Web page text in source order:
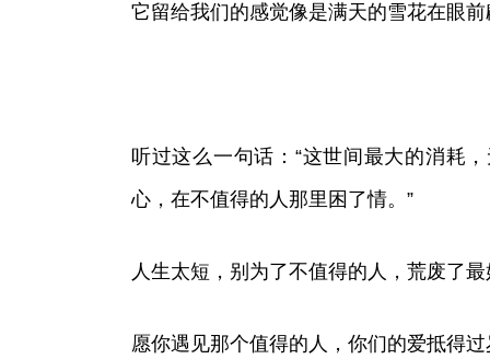
它留给我们的感觉像是满天的雪花在眼
听过这么一句话：“这世间最大的消耗
心，在不值得的人那里困了情。”
人生太短，别为了不值得的人，荒废了
愿你遇见那个值得的人，你们的爱抵得